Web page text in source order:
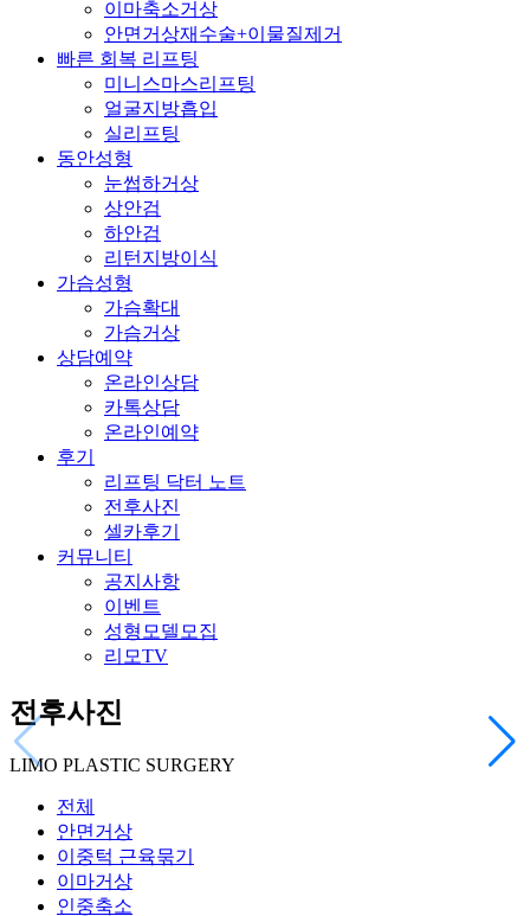
이마축소거상
안면거상재수술+이물질제거
빠른 회복 리프팅
미니스마스리프팅
얼굴지방흡입
실리프팅
동안성형
눈썹하거상
상안검
하안검
리턴지방이식
가슴성형
가슴확대
가슴거상
상담예약
온라인상담
카톡상담
온라인예약
후기
리프팅 닥터 노트
전후사진
셀카후기
커뮤니티
공지사항
이벤트
성형모델모집
리모TV
전후사진
LIMO PLASTIC SURGERY
전체
안면거상
이중턱 근육묶기
이마거상
인중축소